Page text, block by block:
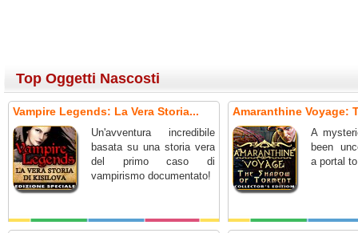
Top Oggetti Nascosti
Vampire Legends: La Vera Storia...
Un'avventura incredibile
basata su una storia vera
del primo caso di
vampirismo documentato!
Amaranthine Voyage:
A
been
a portal